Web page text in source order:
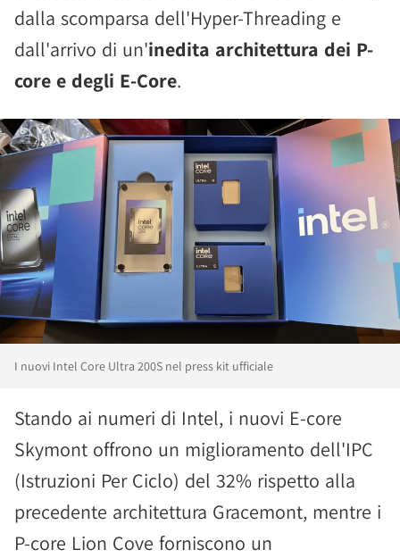
dalla scomparsa dell'Hyper-Threading e
dall'arrivo di un'inedita architettura dei P-
core e degli E-Core.
I nuovi Intel Core Ultra 200S nel press kit ufficiale
Stando ai numeri di Intel, i nuovi E-core
Skymont offrono un miglioramento dell'IPC
(Istruzioni Per Ciclo) del 32% rispetto alla
precedente architettura Gracemont, mentre i
P-core Lion Cove forniscono un